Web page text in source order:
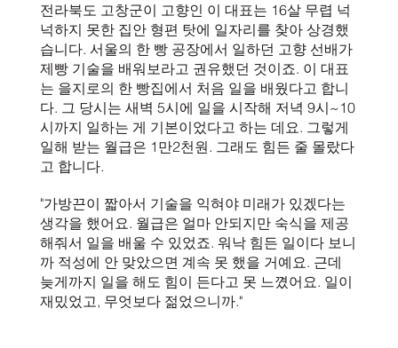
전라북도 고창군이 고향인 이 대표는 16살 무렵 넉
넉하지 못한 집안 형편 탓에 일자리를 찾아 상경했
습니다. 서울의 한 빵 공장에서 일하던 고향 선배가
제빵 기술을 배워보라고 권유했던 것이죠. 이 대표
는 을지로의 한 빵집에서 처음 일을 배웠다고 합니
다. 그 당시는 새벽 5시에 일을 시작해 저녁 9시~10
시까지 일하는 게 기본이었다고 하는 데요. 그렇게
일해 받는 월급은 1만2천원. 그래도 힘든 줄 몰랐다
고 합니다.
"가방끈이 짧아서 기술을 익혀야 미래가 있겠다는
생각을 했어요. 월급은 얼마 안되지만 숙식을 제공
해줘서 일을 배울 수 있었죠. 워낙 힘든 일이다 보니
까 적성에 안 맞았으면 계속 못 했을 거예요. 근데
늦게까지 일을 해도 힘이 든다고 못 느꼈어요. 일이
재밌었고, 무엇보다 젊었으니까."